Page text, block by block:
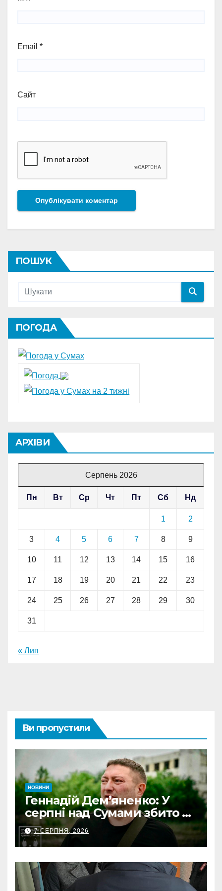
Email *
Сайт
ПОШУК
ПОГОДА
АРХІВИ
Серпень 2026
Пн Вт Ср Чт Пт Сб Нд
1 2
3 4 5 6 7 8 9
10 11 12 13 14 15 16
17 18 19 20 21 22 23
24 25 26 27 28 29 30
31
« Лип
Ви пропустили
НОВИНИ
Геннадій Дем’яненко: У
серпні над Сумами збито 6
КАБів
7 СЕРПНЯ, 2026